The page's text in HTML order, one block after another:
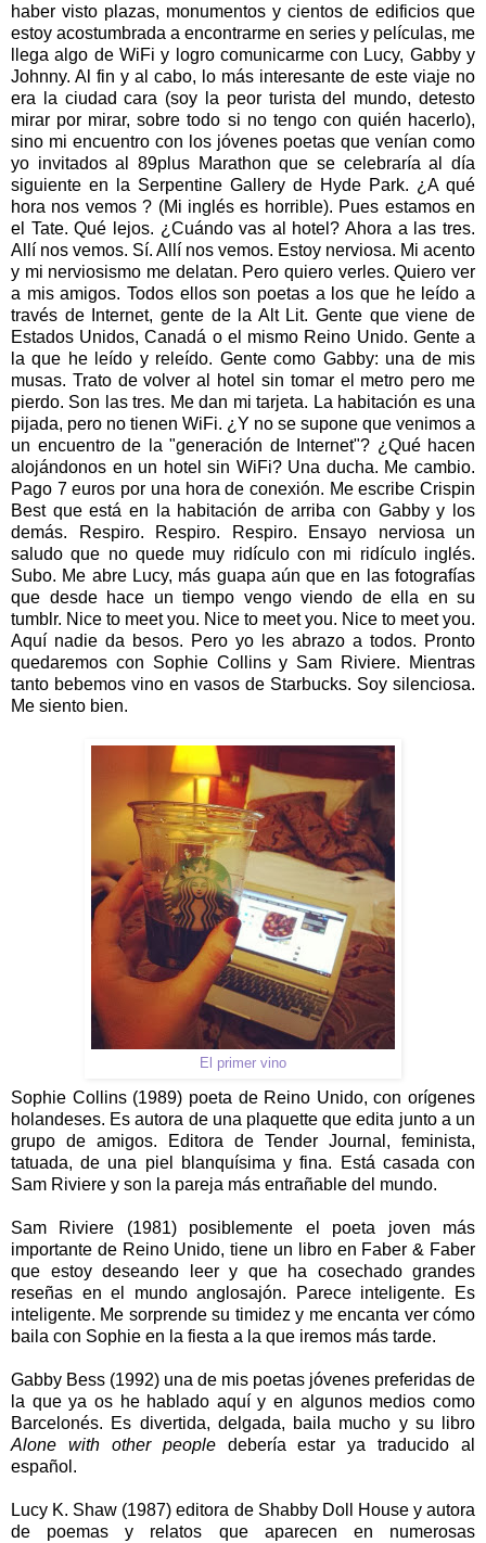
haber visto plazas, monumentos y cientos de edificios que
estoy acostumbrada a encontrarme en series y películas, me
llega algo de WiFi y logro comunicarme con Lucy, Gabby y
Johnny. Al fin y al cabo, lo más interesante de este viaje no
era la ciudad cara (soy la peor turista del mundo, detesto
mirar por mirar, sobre todo si no tengo con quién hacerlo),
sino mi encuentro con los jóvenes poetas que venían como
yo invitados al 89plus Marathon que se celebraría al día
siguiente en la Serpentine Gallery de Hyde Park. ¿A qué
hora nos vemos ? (Mi inglés es horrible). Pues estamos en
el Tate. Qué lejos. ¿Cuándo vas al hotel? Ahora a las tres.
Allí nos vemos. Sí. Allí nos vemos. Estoy nerviosa. Mi acento
y mi nerviosismo me delatan. Pero quiero verles. Quiero ver
a mis amigos. Todos ellos son poetas a los que he leído a
través de Internet, gente de la Alt Lit. Gente que viene de
Estados Unidos, Canadá o el mismo Reino Unido. Gente a
la que he leído y releído. Gente como Gabby: una de mis
musas. Trato de volver al hotel sin tomar el metro pero me
pierdo. Son las tres. Me dan mi tarjeta. La habitación es una
pijada, pero no tienen WiFi. ¿Y no se supone que venimos a
un encuentro de la "generación de Internet"? ¿Qué hacen
alojándonos en un hotel sin WiFi? Una ducha. Me cambio.
Pago 7 euros por una hora de conexión. Me escribe Crispin
Best que está en la habitación de arriba con Gabby y los
demás. Respiro. Respiro. Respiro. Ensayo nerviosa un
saludo que no quede muy ridículo con mi ridículo inglés.
Subo. Me abre Lucy, más guapa aún que en las fotografías
que desde hace un tiempo vengo viendo de ella en su
tumblr. Nice to meet you. Nice to meet you. Nice to meet you.
Aquí nadie da besos. Pero yo les abrazo a todos. Pronto
quedaremos con Sophie Collins y Sam Riviere. Mientras
tanto bebemos vino en vasos de Starbucks. Soy silenciosa.
Me siento bien.
El primer vino
Sophie Collins (1989) poeta de Reino Unido, con orígenes
holandeses. Es autora de una plaquette que edita junto a un
grupo de amigos. Editora de Tender Journal, feminista,
tatuada, de una piel blanquísima y fina. Está casada con
Sam Riviere y son la pareja más entrañable del mundo.
Sam Riviere (1981) posiblemente el poeta joven más
importante de Reino Unido, tiene un libro en Faber & Faber
que estoy deseando leer y que ha cosechado grandes
reseñas en el mundo anglosajón. Parece inteligente. Es
inteligente. Me sorprende su timidez y me encanta ver cómo
baila con Sophie en la fiesta a la que iremos más tarde.
Gabby Bess (1992) una de mis poetas jóvenes preferidas de
la que ya os he hablado aquí y en algunos medios como
Barcelonés. Es divertida, delgada, baila mucho y su libro
Alone with other people debería estar ya traducido al
español.
Lucy K. Shaw (1987) editora de Shabby Doll House y autora
de poemas y relatos que aparecen en numerosas